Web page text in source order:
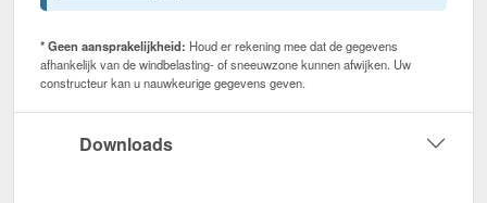
* Geen aansprakelijkheid: Houd er rekening mee dat de gegevens
afhankelijk van de windbelasting- of sneeuwzone kunnen afwijken. Uw
constructeur kan u nauwkeurige gegevens geven.
Downloads